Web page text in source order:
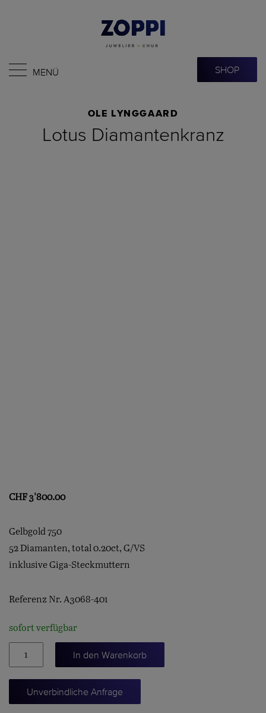
MENÜ SHOP
OLE LYNGGAARD
Lotus Diamantenkranz
CHF3'800.00
Gelbgold 750
52 Diamanten, total 0.20ct, G/VS
inklusive Giga-Steckmuttern
Referenz Nr. A3068-401
sofort verfügbar
Diamantenkranz
In den Warenkorb
Unverbindliche Anfrage